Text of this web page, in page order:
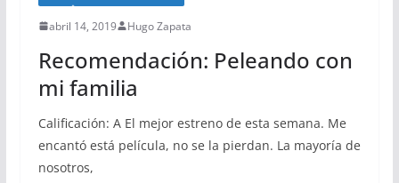
abril 14, 2019 Hugo Zapata
Recomendación: Peleando con
mi familia
Calificación: A El mejor estreno de esta semana. Me
encantó está película, no se la pierdan. La mayoría de
nosotros,